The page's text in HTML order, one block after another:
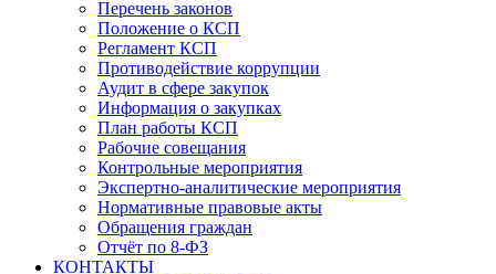
Перечень законов
Положение о КСП
Регламент КСП
Противодействие коррупции
Аудит в сфере закупок
Информация о закупках
План работы КСП
Рабочие совещания
Контрольные мероприятия
Экспертно-аналитические мероприятия
Нормативные правовые акты
Обращения граждан
Отчёт по 8-ФЗ
КОНТАКТЫ